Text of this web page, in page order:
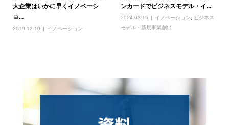
大企業はいかに早くイノベーシ
ョ...
2019.12.10 イノベーション
ンカードでビジネスモデル・イ...
2024.03.15 イノベーション
ビジネス
モデル・新規事業創出